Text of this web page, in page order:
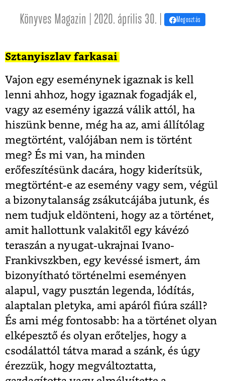
Könyves Magazin | 2020. április 30. | Megosztás
Sztanyiszlav farkasai
Vajon egy eseménynek igaznak is kell
lenni ahhoz, hogy igaznak fogadják el,
vagy az esemény igazzá válik attól, ha
hiszünk benne, még ha az, ami állítólag
megtörtént, valójában nem is történt
meg? És mi van, ha minden
erőfeszítésünk dacára, hogy kiderítsük,
megtörtént-e az esemény vagy sem, végül
a bizonytalanság zsákutcájába jutunk, és
nem tudjuk eldönteni, hogy az a történet,
amit hallottunk valakitől egy kávézó
teraszán a nyugat-ukrajnai Ivano-
Frankivszkben, egy kevéssé ismert, ám
bizonyítható történelmi eseményen
alapul, vagy pusztán legenda, lódítás,
alaptalan pletyka, ami apáról fiúra száll?
És ami még fontosabb: ha a történet olyan
elképesztő és olyan erőteljes, hogy a
csodálattól tátva marad a szánk, és úgy
érezzük, hogy megváltoztatta,